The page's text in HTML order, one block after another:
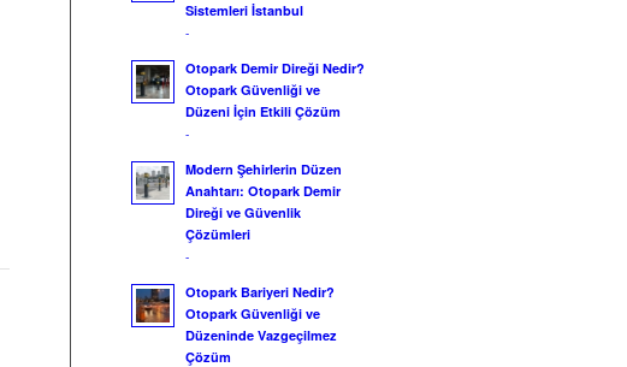
Sistemleri İstanbul
-
Otopark Demir Direği Nedir?
Otopark Güvenliği ve
Düzeni İçin Etkili Çözüm
-
Modern Şehirlerin Düzen
Anahtarı: Otopark Demir
Direği ve Güvenlik
Çözümleri
-
Otopark Bariyeri Nedir?
Otopark Güvenliği ve
Düzeninde Vazgeçilmez
Çözüm